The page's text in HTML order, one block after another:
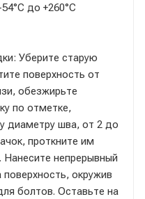
до +260°C
Уберите старую
поверхность от
обезжирьте
по отметке,
диаметру шва, от 2 до
проткните им
непрерывный
окружив
болтов. Оставьте на